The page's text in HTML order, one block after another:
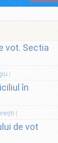
vot. Sectia
în
de vot